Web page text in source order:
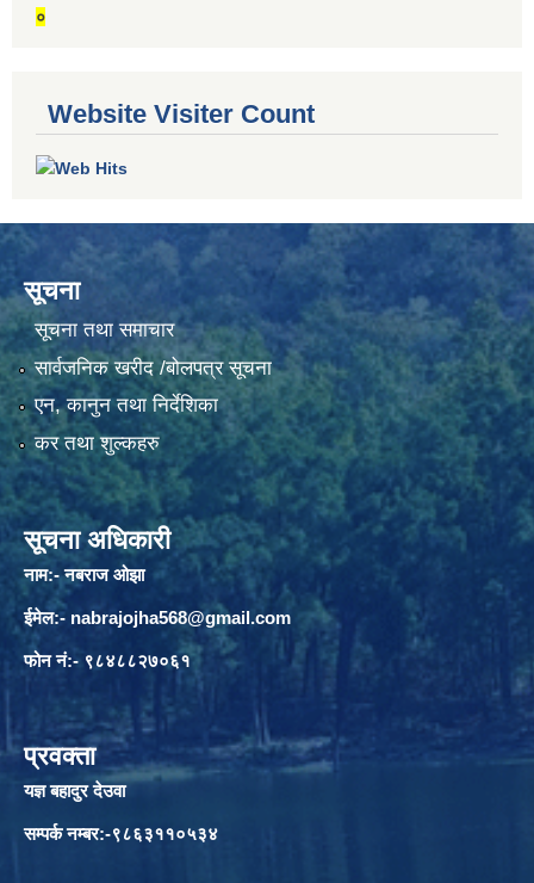
०
Website Visiter Count
सूचना
सूचना तथा समाचार
सार्वजनिक खरीद /बोलपत्र सूचना
एन, कानुन तथा निर्देशिका
कर तथा शुल्कहरु
सूचना अधिकारी
नाम:- नबराज ओझा
ईमेल:- nabrajojha568@gmail.com
फोन नं:- ९८४८८२७०६१
प्रवक्ता
यज्ञ बहादुर देउवा
सम्पर्क नम्बर:-९८६३११०५३४